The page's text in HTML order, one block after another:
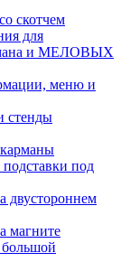
скотчем
для
и МЕЛОВЫХ
меню и
стенды
под
двустороннем
магните